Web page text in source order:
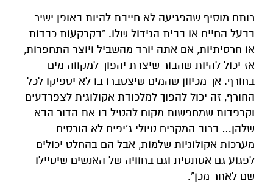
רותם מוסיף שהפגיעה לא חייבת להיות באופן ישיר
בבעל החיים או בבית הגידול שלו. "בקרקעות כבדות
או חרסיתיות, אם אתה יורד מהשביל ויוצר התחפרות,
אז יכול להיות שהבור שיצרת יהפוך למקווה מים
בחורף. אך מכיוון שהמים שיצטברו בו לא יספיקו לכל
החורף, זה יכול להפוך למלכודת אקולוגית לצפרדעים
וקרפדות שמחפשות מקום להטיל בו את הדור הבא
שלהן… ברוב המקרים טיולי ג'יפים לא הורסים
מערכות אקולוגיות שלמות, אבל הם בהחלט יכולים
לפגוע גם אסתטית וגם בחוויה של האנשים שיטיילו
שם לאחר מכן".